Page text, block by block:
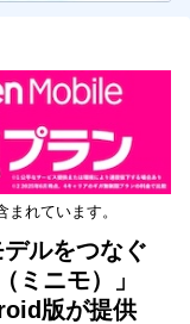
れています。
ルをつなぐ
ミニモ）」
版が提供